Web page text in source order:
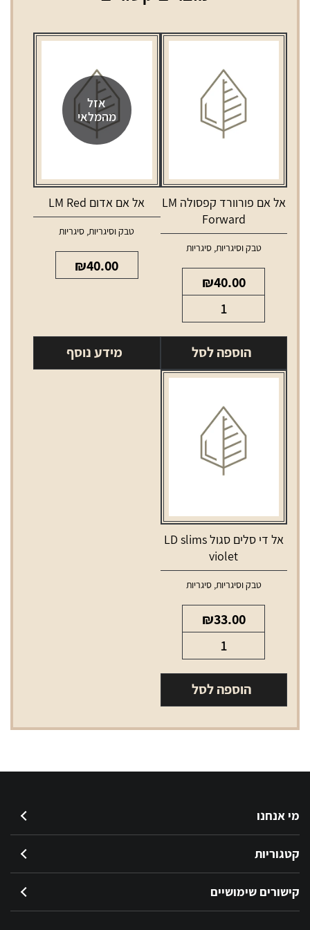
אל אם פורוורד קפסולה LM
Forward
טבק וסיגריות,סיגריות
₪40.00
של
אל
פורוורד
Forward
הוספה לסל
אזל
מהמלאי
אל אם אדום LM Red
טבק וסיגריות, סיגריות
₪40.00
מידע נוסף
אל די סלים סגול LD slims
violet
טבק וסיגריות,סיגריות
₪33.00
של
אל
slims
הוספה לסל
מי אנחנו
קטגוריות
קישורים שימושיים